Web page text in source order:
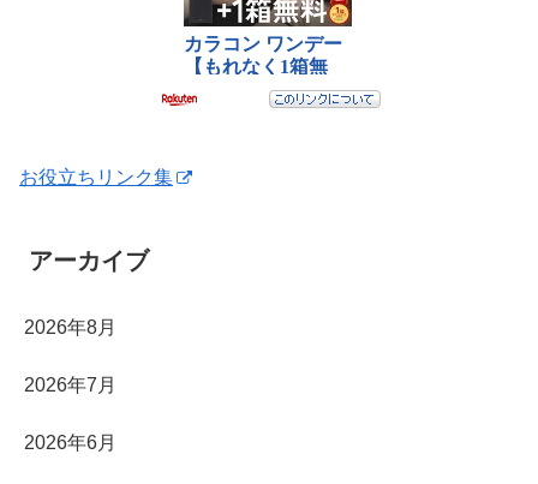
お役立ちリンク集
アーカイブ
2026年8月
2026年7月
2026年6月